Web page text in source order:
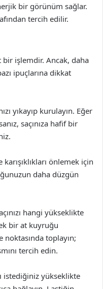
bir görünüm sağlar.
tercih edilir.
işlemdir. Ancak, daha
ipuçlarına dikkat
yıkayıp kurulayın. Eğer
saçınıza hafif bir
önlemek için
daha düzgün
hangi yükseklikte
bir at kuyruğu
noktasında toplayın;
tercih edin.
istediğiniz yükseklikte